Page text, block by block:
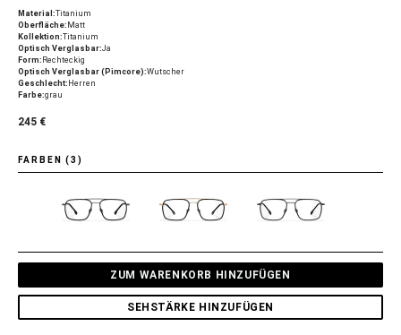
Material:Titanium
Oberfläche: Matt
Kollektion:Titanium
Optisch Verglasbar:Ja
Form: Rechteckig
Optisch Verglasbar (Pimcore):Wutscher
Geschlecht: Herren
Farbe:grau
245 €
FARBEN (3)
ZUM WARENKORB HINZUFÜGEN
SEHSTÄRKE HINZUFÜGEN